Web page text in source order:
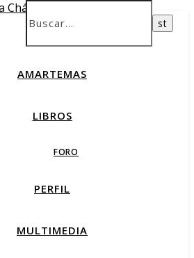
AMARTEMAS
LIBROS
FORO
PERFIL
MULTIMEDIA